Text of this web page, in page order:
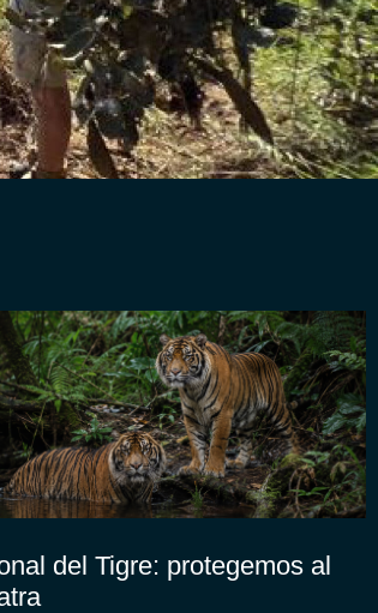
del Tigre: protegemos al